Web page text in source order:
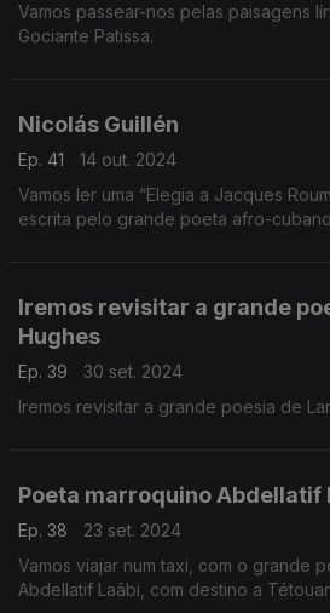
Vamos passear-nos pelas paisagens
Gociante Patissa.
Nicolás Guillén
Ep. 41
14 out. 2024
Vamos ler uma “Elegia a Jacques
escrita pelo grande poeta afro-
Iremos revisitar a grande
Hughes
Ep. 39
30 set. 2024
Iremos revisitar a grande poesia de
Poeta marroquino Abdellatif
Ep. 38
23 set. 2024
Vamos viajar num taxi, com o grande
Abdellatif Laâbi, com destino a